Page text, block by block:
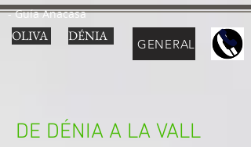
- Guía Anacasa
OLIVA DÉNIA GENERAL
DE DÉNIA A LA VALL